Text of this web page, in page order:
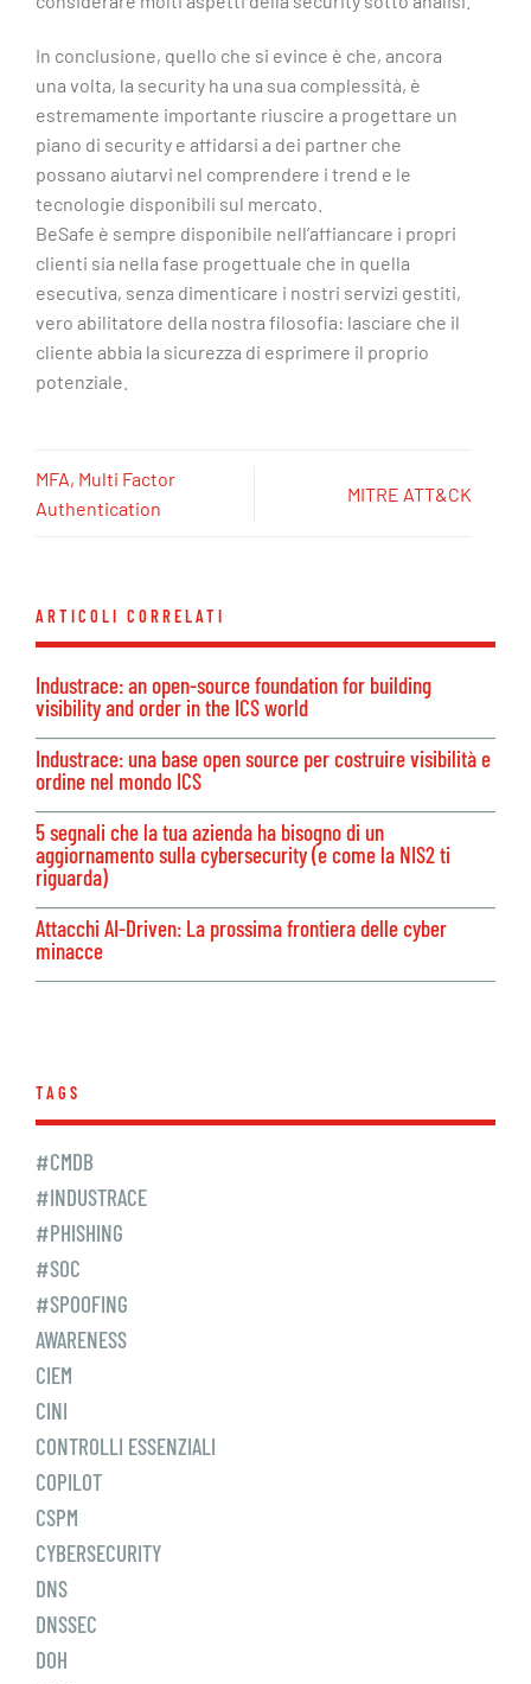
In conclusione, quello che si evince è che, ancora
una volta, la security ha una sua complessità, è
estremamente importante riuscire a progettare un
piano di security e affidarsi a dei partner che
possano aiutarvi nel comprendere i trend e le
tecnologie disponibili sul mercato.
BeSafe è sempre disponibile nell’affiancare i propri
clienti sia nella fase progettuale che in quella
esecutiva, senza dimenticare i nostri servizi gestiti,
vero abilitatore della nostra filosofia: lasciare che il
cliente abbia la sicurezza di esprimere il proprio
potenziale.
MFA, Multi Factor
Authentication
MITRE ATT&CK
ARTICOLI CORRELATI
Industrace: an open-source foundation for building
visibility and order in the ICS world
Industrace: una base open source per costruire visibilità e
ordine nel mondo ICS
5 segnali che la tua azienda ha bisogno di un
aggiornamento sulla cybersecurity (e come la NIS2 ti
riguarda)
Attacchi AI-Driven: La prossima frontiera delle cyber
minacce
TAGS
#CMDB
#INDUSTRACE
#PHISHING
#SOC
#SPOOFING
AWARENESS
CIEM
CINI
CONTROLLI ESSENZIALI
COPILOT
CSPM
CYBERSECURITY
DNS
DNSSEC
DOH